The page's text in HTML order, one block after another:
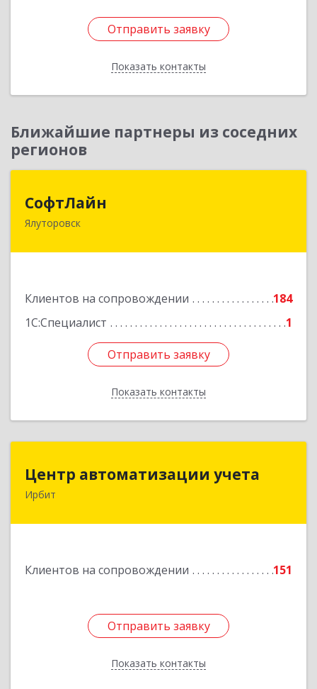
Отправить заявку
Показать контакты
Отправить заявку
Назад
Ближайшие партнеры из соседних
регионов
СофтЛайн
Ялуторовск
Клиентов на сопровождении
184
1С:Специалист
1
Отправить заявку
Показать контакты
627010, Тюменская обл, Ялуторовский р-н,
Отправить заявку
Назад
Центр автоматизации учета
Ирбит
Клиентов на сопровождении 151
Отправить заявку
Показать контакты
623854, Свердловская обл, Ирбит г, Маршала
Отправить заявку
Назад